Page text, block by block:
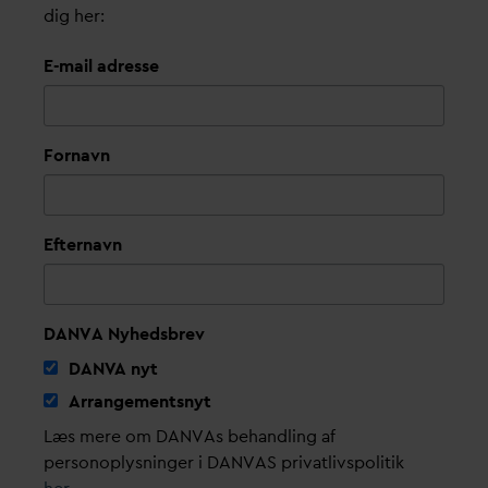
dig her:
E-mail adresse
Fornavn
Efternavn
DANVA Nyhedsbrev
DANVA nyt
Arrangementsnyt
Læs mere om DANVAs behandling af
personoplysninger i DANVAS privatlivspolitik